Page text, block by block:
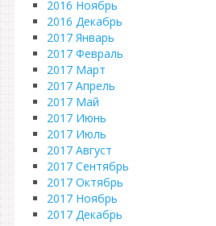
2016 Ноябрь
2016 Декабрь
2017 Январь
2017 Февраль
2017 Март
2017 Апрель
2017 Май
2017 Июнь
2017 Июль
2017 Август
2017 Сентябрь
2017 Октябрь
2017 Ноябрь
2017 Декабрь